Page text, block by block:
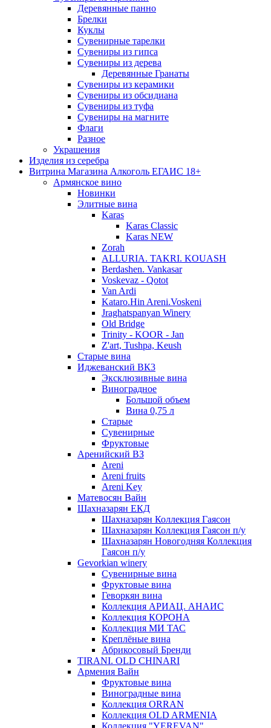
Деревянные панно
Брелки
Куклы
Сувенирные тарелки
Сувениры из гипса
Сувениры из дерева
Деревянные Гранаты
Сувениры из керамики
Сувениры из обсидиана
Сувениры из туфа
Сувениры на магните
Флаги
Разное
Украшения
Изделия из серебра
Витрина Магазина Алкоголь ЕГАИС 18+
Армянское вино
Новинки
Элитные вина
Karas
Karas Classic
Karas NEW
Zorah
ALLURIA. TAKRI. KOUASH
Berdashen. Vankasar
Voskevaz - Qotot
Van Ardi
Kataro.Hin Areni.Voskeni
Jraghatspanyan Winery
Old Bridge
Trinity - KOOR - Jan
Z'art, Tushpa, Keush
Старые вина
Иджеванский ВК3
Эксклюзивные вина
Виноградное
Большой объем
Вина 0,75 л
Старые
Сувенирные
Фруктовые
Аренийский ВЗ
Areni
Areni fruits
Areni Key
Матевосян Вайн
Шахназарян ЕКД
Шахназарян Коллекция Гаясон
Шахназарян Коллекция Гаясон п/у
Шахназарян Новогодняя Коллекция
Гаясон п/у
Gevorkian winery
Сувенирные вина
Фруктовые вина
Геворкян вина
Коллекция АРИАЦ. АНАИС
Коллекция КОРОНА
Коллекция МИ ТАС
Креплёные вина
Абрикосовый Бренди
TIRANI. OLD CHINARI
Армения Вайн
Фруктовые вина
Виноградные вина
Коллекция ORRAN
Коллекция OLD ARMENIA
Коллекция "YEREVAN"